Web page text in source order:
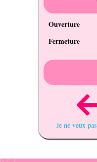
Ouverture
Fermeture
Je ne veux